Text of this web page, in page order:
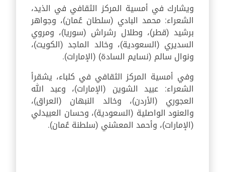
ويشارك في أمسية المركز الثقافي في الذيد،
الشعراء: محمد البادي (سلطان عُمان)، وجواهر
برشيد (قطر)، وطلال رشراش (سوريا)، ومروي
السديري (السعودية)، وخالد الماجد (الكويت)،
ونوال سالم (نسايم السادة) (الإمارات).
وفي أمسية المركز الثقافي في كلباء، يشقرأ
الشعراء: عبيد الشوين (الإمارات)، وعبد الله
العجوري (الأردن)، وخالد النبهان (العراق)،
والعنود الواصلية (السعودية)، وحسان العبيدلي
(الإمارات)، وأحمد المعشني (سلطنة عُمان).